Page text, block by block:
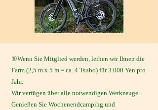
⑤Wenn Sie Mitglied werden, leihen wir Ihnen die
Farm (2,5 m x 5 m = ca. 4 Tsubo) für 3.000 Yen pro
Jahr.
Wir verfügen über alle notwendigen Werkzeuge.
Genießen Sie Wochenendcamping und